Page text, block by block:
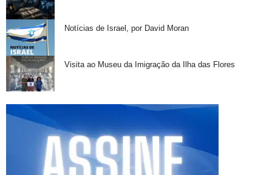
Notícias de Israel, por David Moran
Visita ao Museu da Imigração da Ilha das Flores